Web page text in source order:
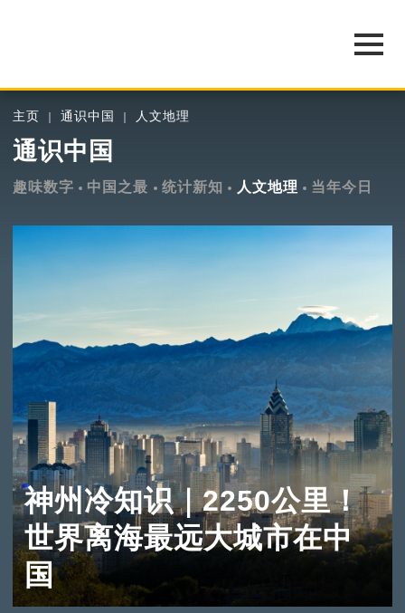
主页 通识中国 人文地理
通识中国
趣味数字 中国之最 统计新知 人文地理 当年今日
神州冷知识｜2250公里！
世界离海最远大城市在中
国